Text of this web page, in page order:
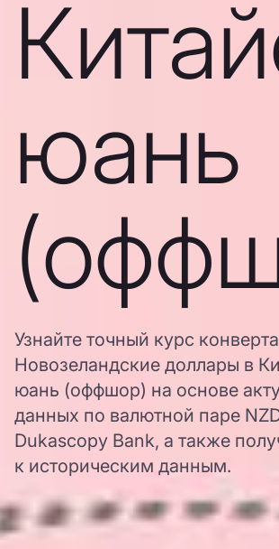
юань
Узнайте точный курс
Новозеландские доллары в
юань (оффшор) на основе
данных по валютной паре
Dukascopy Bank, а также
к историческим данным.